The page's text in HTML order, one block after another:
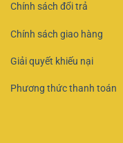
Chính sách đổi trả
Chính sách giao hàng
Giải quyết khiếu nại
Phương thức thanh toán